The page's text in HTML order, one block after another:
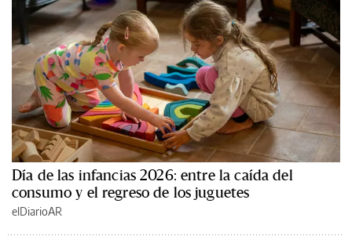
Día de las infancias 2026: entre la caída del
consumo y el regreso de los juguetes
elDiarioAR